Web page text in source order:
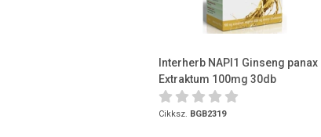
Interherb NAPI1 Ginseng panax
Extraktum 100mg 30db
Cikksz. BGB2319